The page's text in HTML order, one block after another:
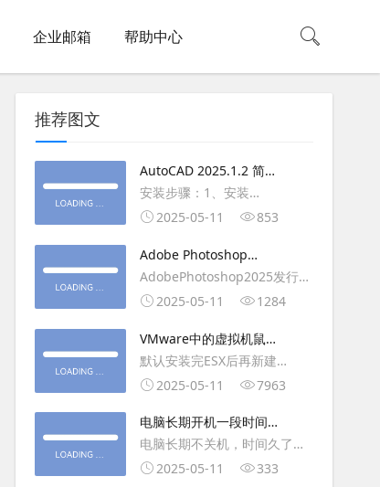
企业邮箱 帮助中心
推荐图文
AutoCAD 2025.1.2 简体
中文版（64位）破解版下
载
安装步骤：1、安装
AutoCAD_2025.1.2_Update3、
复制Crack里面的文件到
AutoCAD安装目录里，覆盖同
名文件4、完最低
2025-05-11 853
Adobe Photoshop
2025（v26.6.1）多语言
破解版下载
AdobePhotoshop2025发行
年：2025版本：26.6.1.7开发
平台：WindowsX64界面语
言：英语/匈牙利/匈牙利/越南/
荷兰/印尼/西班牙/西班牙语/意
大利
2025-05-11 1284
VMware中的虚拟机鼠标
移动缓慢,VMware虚拟机
卡顿慢,鼠标移动卡顿问题
默认安装完ESX后再新建
WINDOWS虚拟主机，如
操作虚拟主机，鼠标会非常
钝，这是因为虚拟机没有鼠标
驱动，通过安装vmwaretool后
2025-05-11 7963
电脑长期开机一段时间就
卡顿怎么处理
电脑长期不关机，时间久了就
会一直卡，CPU和内存都没占
2025-05-11 333